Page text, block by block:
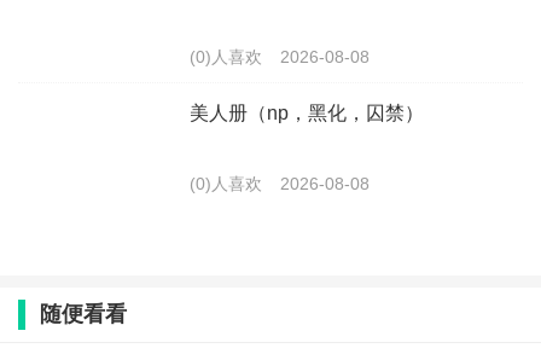
(0)人喜欢 2026-08-08
美人册（np，黑化，囚禁）
(0)人喜欢 2026-08-08
随便看看